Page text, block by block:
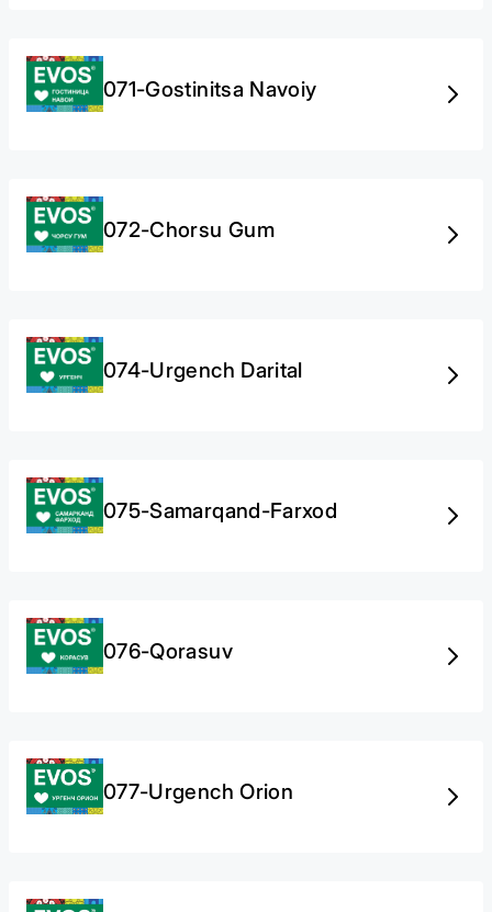
071-Gostinitsa Navoiy
072-Chorsu Gum
074-Urgench Darital
075-Samarqand-Farxod
076-Qorasuv
077-Urgench Orion